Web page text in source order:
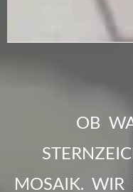
OB
MOSAIK. WIR